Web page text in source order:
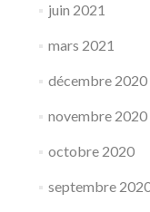
juin 2021
mars 2021
décembre 2020
novembre 2020
octobre 2020
septembre